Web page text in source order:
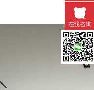
在线咨询
微信扫一扫